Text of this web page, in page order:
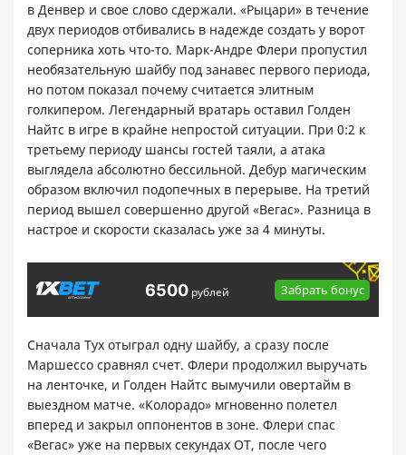
в Денвер и свое слово сдержали. «Рыцари» в течение
двух периодов отбивались в надежде создать у ворот
соперника хоть что-то. Марк-Андре Флери пропустил
необязательную шайбу под занавес первого периода,
но потом показал почему считается элитным
голкипером. Легендарный вратарь оставил Голден
Найтс в игре в крайне непростой ситуации. При 0:2 к
третьему периоду шансы гостей таяли, а атака
выглядела абсолютно бессильной. Дебур магическим
образом включил подопечных в перерыве. На третий
период вышел совершенно другой «Вегас». Разница в
настрое и скорости сказалась уже за 4 минуты.
6500 рублей Забрать бонус
Сначала Тух отыграл одну шайбу, а сразу после
Маршессо сравнял счет. Флери продолжил выручать
на ленточке, и Голден Найтс вымучили овертайм в
выездном матче. «Колорадо» мгновенно полетел
вперед и закрыл оппонентов в зоне. Флери спас
«Вегас» уже на первых секундах ОТ, после чего